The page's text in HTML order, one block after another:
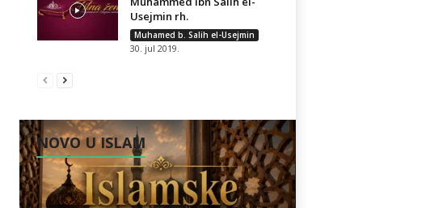
Usejmin rh.
Muhamed b. Salih el-Usejmin
30. jul 2019.
NOVO U ISLAM